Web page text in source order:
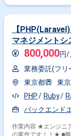
【
マネジメント
800,000円/
業務委託(フリ
東京都
東
PHP
Ruby
バックエンド
作業内容 ★エンジニ
の案件です！！★ ■概